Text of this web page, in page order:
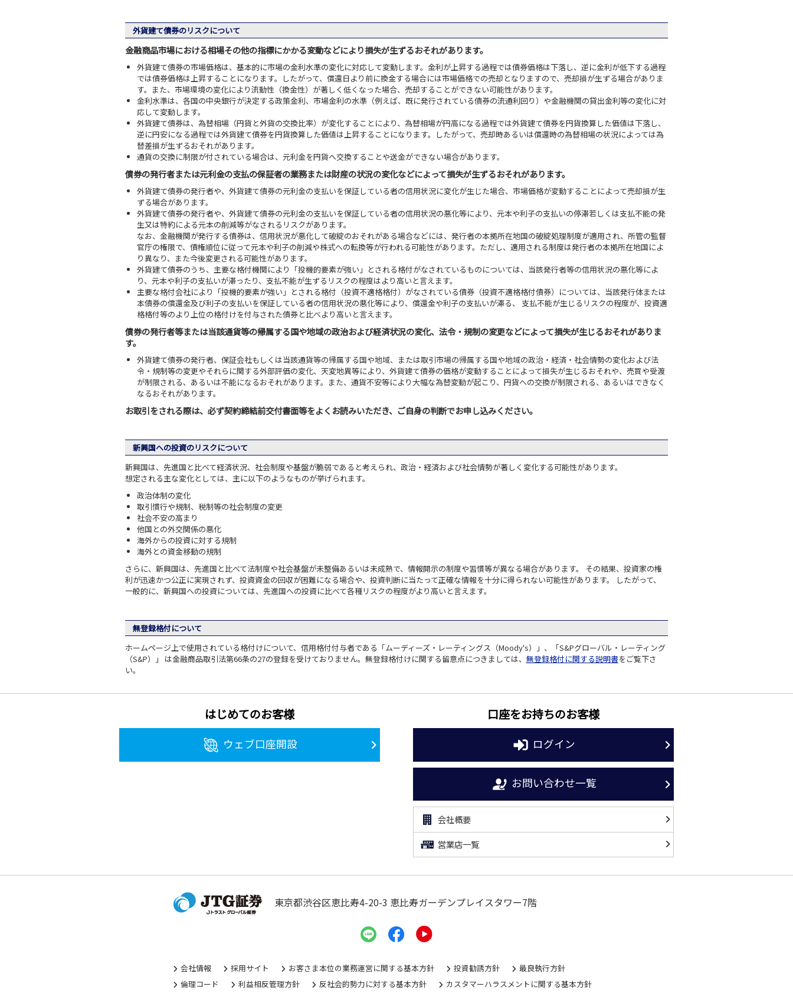
外貨建て債券のリスクについて
金融商品市場における相場その他の指標にかかる変動などにより損失が生ずるおそれがあります。
外貨建て債券の市場価格は、基本的に市場の金利水準の変化に対応して変動します。金利が上昇する過程では債券価格は下落し、逆に金利が低下する過程
では債券価格は上昇することになります。したがって、償還日より前に換金する場合には市場価格での売却となりますので、売却損が生ずる場合がありま
す。また、市場環境の変化により流動性（換金性）が著しく低くなった場合、売却することができない可能性があります。
金利水準は、各国の中央銀行が決定する政策金利、市場金利の水準（例えば、既に発行されている債券の流通利回り）や金融機関の貸出金利等の変化に対
応して変動します。
外貨建て債券は、為替相場（円貨と外貨の交換比率）が変化することにより、為替相場が円高になる過程では外貨建て債券を円貨換算した価値は下落し、
逆に円安になる過程では外貨建て債券を円貨換算した価値は上昇することになります。したがって、売却時あるいは償還時の為替相場の状況によっては為
替差損が生ずるおそれがあります。
通貨の交換に制限が付されている場合は、元利金を円貨へ交換することや送金ができない場合があります。
債券の発行者または元利金の支払の保証者の業務または財産の状況の変化などによって損失が生ずるおそれがあります。
外貨建て債券の発行者や、外貨建て債券の元利金の支払いを保証している者の信用状況に変化が生じた場合、市場価格が変動することによって売却損が生
ずる場合があります。
外貨建て債券の発行者や、外貨建て債券の元利金の支払いを保証している者の信用状況の悪化等により、元本や利子の支払いの停滞若しくは支払不能の発
生又は特約による元本の削減等がなされるリスクがあります。
なお、金融機関が発行する債券は、信用状況が悪化して破綻のおそれがある場合などには、発行者の本拠所在地国の破綻処理制度が適用され、所管の監督
官庁の権限で、債権順位に従って元本や利子の削減や株式への転換等が行われる可能性があります。ただし、適用される制度は発行者の本拠所在地国によ
り異なり、また今後変更される可能性があります。
外貨建て債券のうち、主要な格付機関により「投機的要素が強い」とされる格付がなされているものについては、当該発行者等の信用状況の悪化等によ
り、元本や利子の支払いが滞ったり、支払不能が生ずるリスクの程度はより高いと言えます。
主要な格付会社により「投機的要素が強い」とされる格付（投資不適格格付）がなされている債券（投資不適格格付債券）については、当該発行体または
本債券の償還金及び利子の支払いを保証している者の信用状況の悪化等により、償還金や利子の支払いが滞る、 支払不能が生じるリスクの程度が、投資適
格格付等のより上位の格付けを付与された債券と比べより高いと言えます。
債券の発行者等または当該通貨等の帰属する国や地域の政治および経済状況の変化、法令・規制の変更などによって損失が生じるおそれがありま
す。
外貨建て債券の発行者、保証会社もしくは当該通貨等の帰属する国や地域、または取引市場の帰属する国や地域の政治・経済・社会情勢の変化および法
令・規制等の変更やそれらに関する外部評価の変化、天変地異等により、外貨建て債券の価格が変動することによって損失が生じるおそれや、売買や受渡
が制限される、あるいは不能になるおそれがあります。また、通貨不安等により大幅な為替変動が起こり、円貨への交換が制限される、あるいはできなく
なるおそれがあります。
お取引をされる際は、必ず契約締結前交付書面等をよくお読みいただき、ご自身の判断でお申し込みください。
新興国への投資のリスクについて
新興国は、先進国と比べて経済状況、社会制度や基盤が脆弱であると考えられ、政治・経済および社会情勢が著しく変化する可能性があります。
想定される主な変化としては、主に以下のようなものが挙げられます。
政治体制の変化
取引慣行や規制、税制等の社会制度の変更
社会不安の高まり
他国との外交関係の悪化
海外からの投資に対する規制
海外との資金移動の規制
さらに、新興国は、先進国と比べて法制度や社会基盤が未整備あるいは未成熟で、情報開示の制度や習慣等が異なる場合があります。 その結果、投資家の権
利が迅速かつ公正に実現されず、投資資金の回収が困難になる場合や、投資判断に当たって正確な情報を十分に得られない可能性があります。 したがって、
一般的に、新興国への投資については、先進国への投資に比べて各種リスクの程度がより高いと言えます。
無登録格付について
ホームページ上で使用されている格付けについて、信用格付付与者である「ムーディーズ・レーティングス（Moody's）」、「S&Pグローバル・レーティング
（S&P）」 は金融商品取引法第66条の27の登録を受けておりません。無登録格付けに関する留意点につきましては、 無登録格付に関する説明書をご覧下さ
い。
はじめてのお客様
ウェブ口座開設
口座をお持ちのお客様
ログイン
お問い合わせ一覧
会社概要
営業店一覧
東京都渋谷区恵比寿4-20-3 恵比寿ガーデンプレイスタワー7階
会社情報 採用サイト お客さま本位の業務運営に関する基本方針 投資勧誘方針
最良執行方針
倫理コード
利益相反管理方針 反社会的勢力に対する基本方針 カスタマーハラスメントに関する基本方針